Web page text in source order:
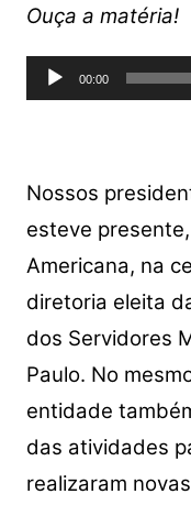
at
s
A
c
e
b
k
itt
er
Ouça a matéria!
Tocador
de
00:00
Nossos
esteve
Americana, na
diretoria eleita
dos Servidores
Paulo. No
entidade
das atividades
realizaram